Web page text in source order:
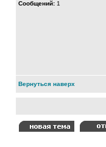
Сообщений: 1
Вернуться наверх